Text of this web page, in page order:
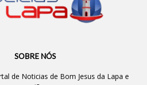
SOBRE NÓS
de Noticias de Bom Jesus da Lapa e